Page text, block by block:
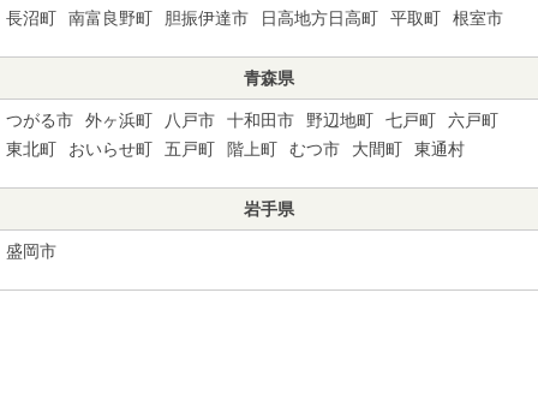
長沼町
南富良野町 胆振伊達市 日高地方日高町 平取町 根室市
青森県
つがる市 外ヶ浜町 八戸市 十和田市 野辺地町 七戸町
六戸町
東北町
おいらせ町 五戸町 階上町 むつ市 大間町 東通村
岩手県
盛岡市